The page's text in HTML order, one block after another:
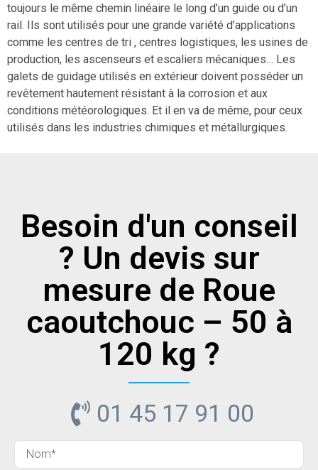
toujours le même chemin linéaire le long d’un guide ou d’un
rail. Ils sont utilisés pour une grande variété d’applications
comme les centres de tri , centres logistiques, les usines de
production, les ascenseurs et escaliers mécaniques… Les
galets de guidage utilisés en extérieur doivent posséder un
revêtement hautement résistant à la corrosion et aux
conditions météorologiques. Et il en va de même, pour ceux
utilisés dans les industries chimiques et métallurgiques.
Besoin d'un conseil
? Un devis sur
mesure de Roue
caoutchouc – 50 à
120 kg ?
01 45 17 91 00